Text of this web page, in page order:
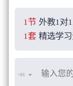
1节 外教1对
1套 精选学
+86